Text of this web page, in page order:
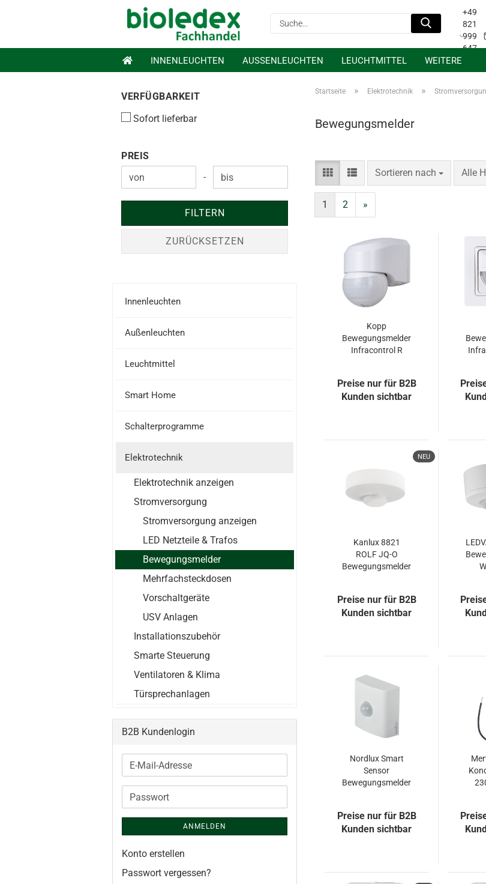
Suche...
+49
821
999
647
INNENLEUCHTEN AUSSENLEUCHTEN LEUCHTMITTEL WEITERE
Startseite » Elektrotechnik »
Bewegungsmelder
Sortieren nach
Sortieren nach Alle
pro
1 2 »
Kopp
Bewegungsmelder
Infracontrol R
Preise nur für B2B
Kunden sichtbar
NEU
Kanlux 8821
ROLF JQ-O
Bewegungsmelder
Preise nur für B2B
Kunden sichtbar
Nordlux Smart
Sensor
Bewegungsmelder
weiss 49091001
Preise nur für B2B
Kunden sichtbar
VERFÜGBARKEIT
VERFÜGBARKEIT
Sofort lieferbar
PREIS
PREIS
Preis bis
-
FILTERN
ZURÜCKSETZEN
Innenleuchten
Außenleuchten
Leuchtmittel
Smart Home
Schalterprogramme
Elektrotechnik
Elektrotechnik anzeigen
Stromversorgung
Stromversorgung anzeigen
LED Netzteile & Trafos
Bewegungsmelder
Mehrfachsteckdosen
Vorschaltgeräte
USV Anlagen
Installationszubehör
Smarte Steuerung
Ventilatoren & Klima
Türsprechanlagen
B2B Kundenlogin
E-
Mail-
Adresse
Passwort
ANMELDEN
Konto erstellen
Passwort vergessen?